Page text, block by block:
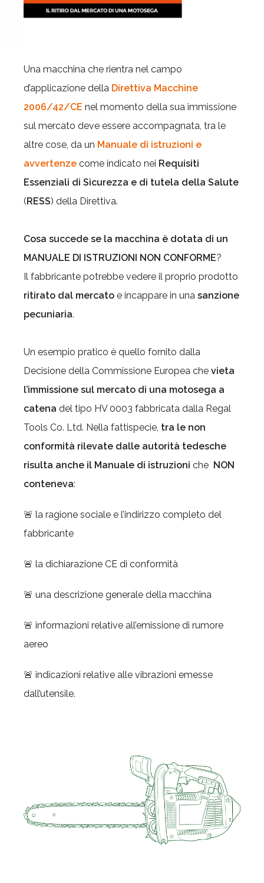
Una macchina che rientra nel campo
d’applicazione della Direttiva Macchine
2006/42/CE nel momento della sua immissione
sul mercato deve essere accompagnata, tra le
altre cose, da un Manuale di istruzioni e
avvertenze come indicato nei Requisiti
Essenziali di Sicurezza e di tutela della Salute
(RESS) della Direttiva.
Cosa succede se la macchina è dotata di un
MANUALE DI ISTRUZIONI NON CONFORME?
Il fabbricante potrebbe vedere il proprio prodotto
ritirato dal mercato e incappare in una sanzione
pecuniaria.
Un esempio pratico è quello fornito dalla
Decisione della Commissione Europea che vieta
l’immissione sul mercato di una motosega a
catena del tipo HV 0003 fabbricata dalla Regal
Tools Co. Ltd. Nella fattispecie, tra le non
conformità rilevate dalle autorità tedesche
risulta anche il Manuale di istruzioni che NON
conteneva:
🚨 la ragione sociale e l’indirizzo completo del
fabbricante
🚨 la dichiarazione CE di conformità
🚨 una descrizione generale della macchina
🚨 informazioni relative all’emissione di rumore
aereo
🚨 indicazioni relative alle vibrazioni emesse
dall’utensile.